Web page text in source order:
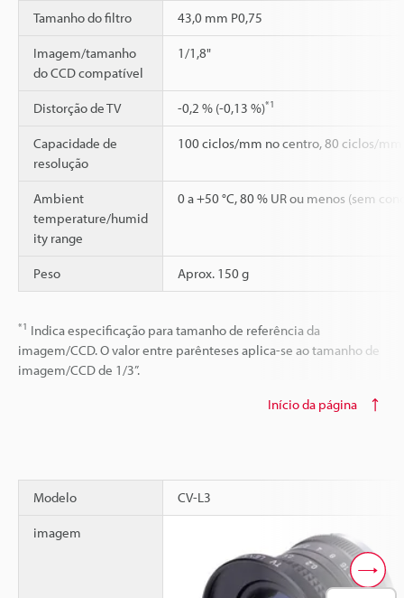
Tamanho do filtro 43,0 mm P0,75
Imagem/tamanho
do CCD compatível
1/1,8"
Distorção de TV -0,2 % (-0,13 %)*1
Capacidade de
resolução
100 ciclos/mm no centro, 80 ciclos/
Ambient
temperature/humid
ity range
0 a +50 °C, 80 % UR ou menos (sem
Peso Aprox. 150 g
*1 Indica especificação para tamanho de referência da
imagem/CCD. O valor entre parênteses aplica-se ao tamanho de
imagem/CCD de 1/3”.
Início da página
Modelo CV-L3
imagem